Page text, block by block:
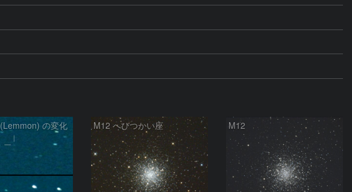
の変化 M12 へびつかい座 M12